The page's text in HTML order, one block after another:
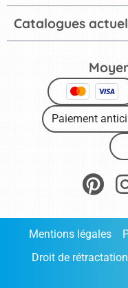
Catalogues
Paiement
Mentions légales
Droit de rétractation